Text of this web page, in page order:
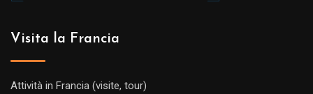
Visita la Francia
Attività in Francia (visite, tour)